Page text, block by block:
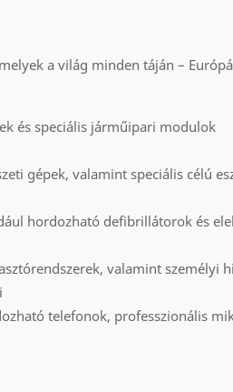
a világ minden táján –
és speciális járműipari modulok
gépek, valamint speciális célú
hordozható defibrillátorok és
valamint személyi
telefonok, professzionális